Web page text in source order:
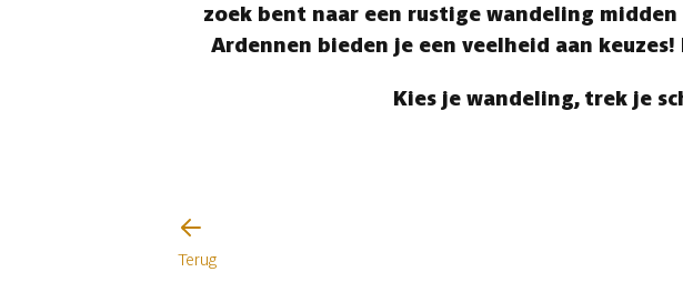
zoek bent naar een rustige wandeling
Ardennen bieden je een veelheid aan
Kies je wandeling, trek je
Terug